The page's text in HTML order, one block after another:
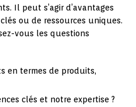
Il peut s’agir d’avantages
ou de ressources uniques.
vous les questions
en termes de produits,
clés et notre expertise ?